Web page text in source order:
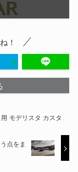
！
モデリスタ カスタ
点をま